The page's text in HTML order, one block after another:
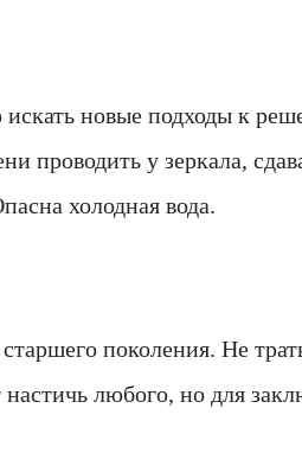
новые подходы к
проводить у зеркала,
холодная вода.
поколения. Не
любого, но для